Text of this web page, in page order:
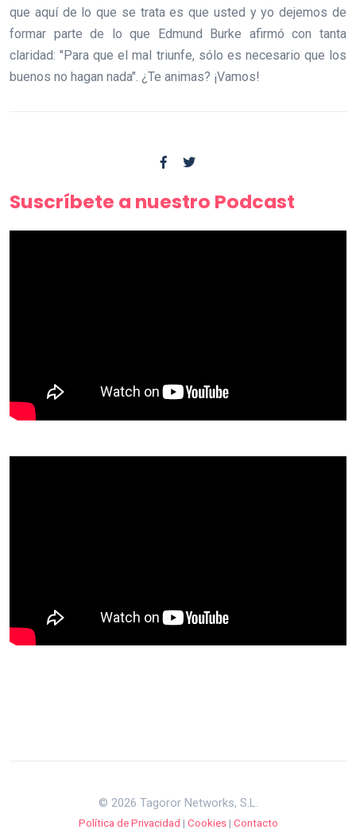
que aquí de lo que se trata es que usted y yo dejemos de
formar parte de lo que Edmund Burke afirmó con tanta
claridad: "Para que el mal triunfe, sólo es necesario que los
buenos no hagan nada". ¿Te animas? ¡Vamos!
Suscríbete a nuestro Podcast
© 2026 Tagoror Networks, S.L.
Política de Privacidad | Cookies| Contacto